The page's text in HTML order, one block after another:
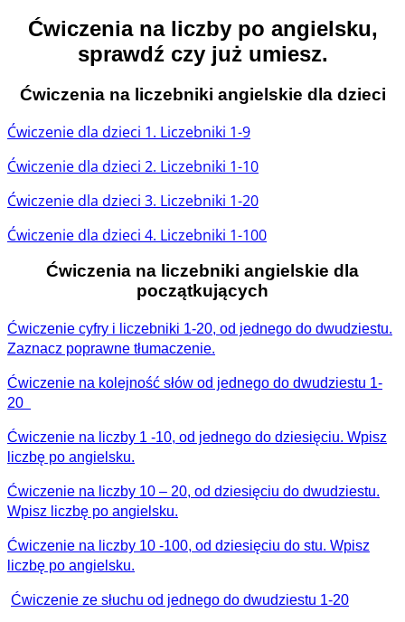
Ćwiczenia na liczby po angielsku,
sprawdź czy już umiesz.
Ćwiczenia na liczebniki angielskie dla dzieci
Ćwiczenie dla dzieci 1. Liczebniki 1-9
Ćwiczenie dla dzieci 2. Liczebniki 1-10
Ćwiczenie dla dzieci 3. Liczebniki 1-20
Ćwiczenie dla dzieci 4. Liczebniki 1-100
Ćwiczenia na liczebniki angielskie dla
początkujących
Ćwiczenie cyfry i liczebniki 1-20, od jednego do dwudziestu.
Zaznacz poprawne tłumaczenie.
Ćwiczenie na kolejność słów od jednego do dwudziestu 1-
20
Ćwiczenie na liczby 1 -10, od jednego do dziesięciu. Wpisz
liczbę po angielsku.
Ćwiczenie na liczby 10 – 20, od dziesięciu do dwudziestu.
Wpisz liczbę po angielsku.
Ćwiczenie na liczby 10 -100, od dziesięciu do stu. Wpisz
liczbę po angielsku.
Ćwiczenie ze słuchu od jednego do dwudziestu 1-20